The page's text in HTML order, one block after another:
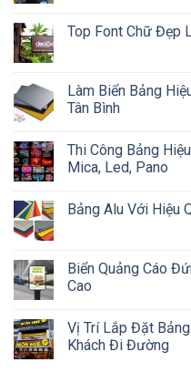
Top Font Chữ Đẹp
Làm Biển Bảng
Tân Bình
Thi Công Bảng
Mica, Led, Pano
Bảng Alu Với Hiệu
Biển Quảng Cáo
Cao
Vị Trí Lắp Đặt
Khách Đi Đường